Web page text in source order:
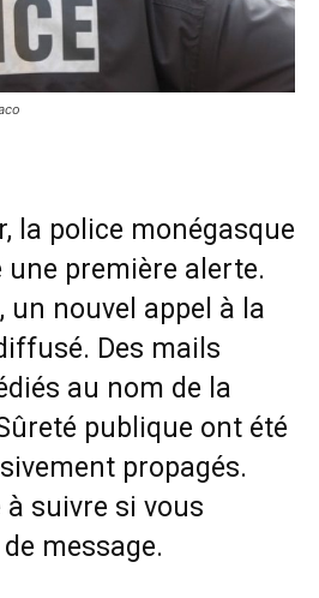
la police monégasque
une première alerte.
un nouvel appel à la
Des mails
au nom de la
publique ont été
propagés.
suivre si vous
message.